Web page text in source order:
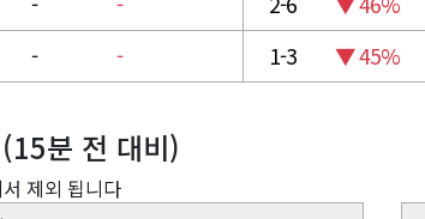
- - 1-3 ▼ 45%
분 전 대비)
제외 됩니다